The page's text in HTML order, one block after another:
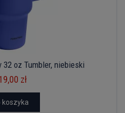
32 oz Tumbler, niebieski
zł
koszyka